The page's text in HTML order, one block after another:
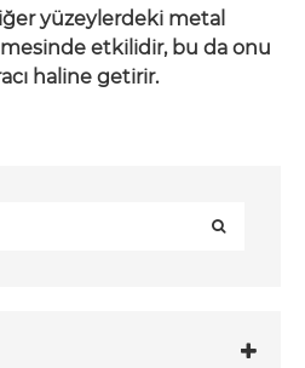
yüzeylerdeki metal
etkilidir, bu da onu
haline getirir.